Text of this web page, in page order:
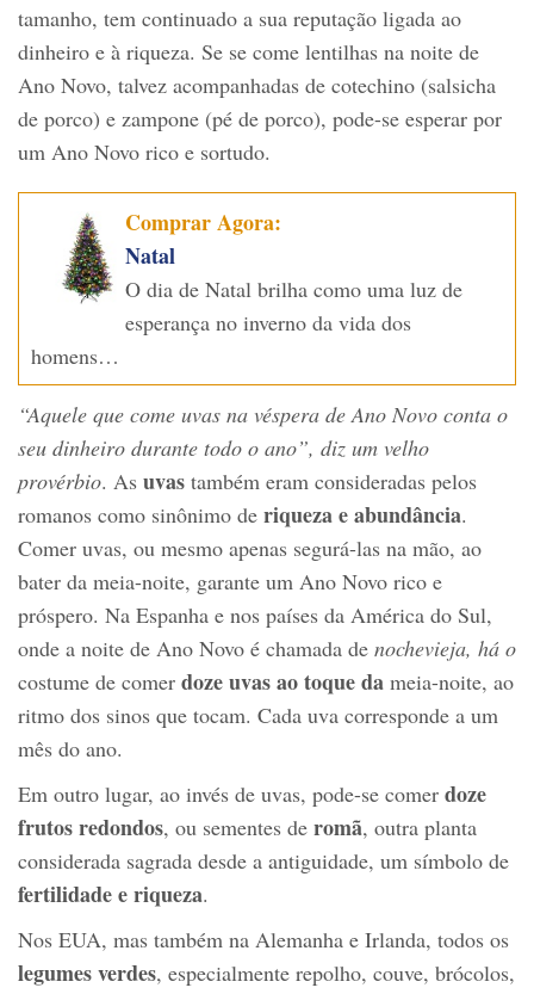
tamanho, tem continuado a sua reputação ligada ao
dinheiro e à riqueza. Se se come lentilhas na noite de
Ano Novo, talvez acompanhadas de cotechino (salsicha
de porco) e zampone (pé de porco), pode-se esperar por
um Ano Novo rico e sortudo.
Comprar Agora:
Natal
O dia de Natal brilha como uma luz de
esperança no inverno da vida dos
homens…
“Aquele que come uvas na véspera de Ano Novo conta o
seu dinheiro durante todo o ano”, diz um velho
provérbio. As uvas também eram consideradas pelos
romanos como sinônimo de riqueza e abundância.
Comer uvas, ou mesmo apenas segurá-las na mão, ao
bater da meia-noite, garante um Ano Novo rico e
próspero. Na Espanha e nos países da América do Sul,
onde a noite de Ano Novo é chamada de nochevieja, há o
costume de comer doze uvas ao toque da meia-noite, ao
ritmo dos sinos que tocam. Cada uva corresponde a um
mês do ano.
Em outro lugar, ao invés de uvas, pode-se comer doze
frutos redondos, ou sementes de romã, outra planta
considerada sagrada desde a antiguidade, um símbolo de
fertilidade e riqueza.
Nos EUA, mas também na Alemanha e Irlanda, todos os
legumes verdes, especialmente repolho, couve, brócolos,